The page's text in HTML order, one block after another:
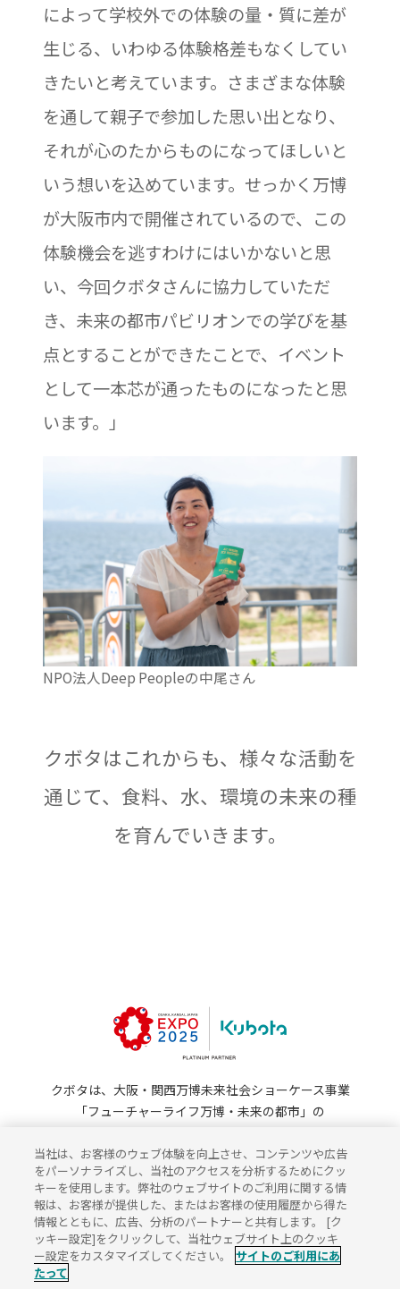
によって学校外での体験の量・質に差が
生じる、いわゆる体験格差もなくしてい
きたいと考えています。さまざまな体験
を通して親子で参加した思い出となり、
それが心のたからものになってほしいと
いう想いを込めています。せっかく万博
が大阪市内で開催されているので、この
体験機会を逃すわけにはいかないと思
い、今回クボタさんに協力していただ
き、未来の都市パビリオンでの学びを基
点とすることができたことで、イベント
として一本芯が通ったものになったと思
います。」
NPO法人Deep Peopleの中尾さん
クボタはこれからも、様々な活動を
通じて、 食料、水、環境の未来の種
を育んでいきます。
クボタは、大阪・関西万博未来社会ショーケース事業
「フューチャーライフ万博・未来の都市」の
©Expo 2025
JPEN
サイトのご利用にあたって
当社は、お客様のウェブ体験を向上させ、コンテンツや広告
をパーソナライズし、当社のアクセスを分析するためにクッ
キーを使用します。弊社のウェブサイトのご利用に関する情
報は、お客様が提供した、またはお客様の使用履歴から得た
情報とともに、広告、分析のパートナーと共有します。 [ク
ッキー設定]をクリックして、当社ウェブサイト上のクッキ
ー設定をカスタマイズしてください。
サイトのご利用にあ
たって